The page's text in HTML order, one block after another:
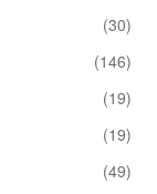
(30)
(146)
(19)
(19)
(49)